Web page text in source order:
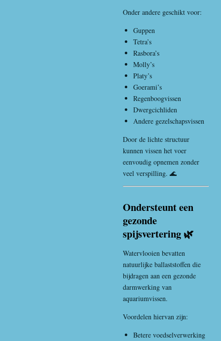
Onder andere geschikt voor:
Guppen
Tetra’s
Rasbora’s
Molly’s
Platy’s
Goerami’s
Regenboogvissen
Dwergcichliden
Andere gezelschapsvissen
Door de lichte structuur
kunnen vissen het voer
eenvoudig opnemen zonder
veel verspilling. 🌊
Ondersteunt een
gezonde
spijsvertering 🌿
Watervlooien bevatten
natuurlijke ballaststoffen die
bijdragen aan een gezonde
darmwerking van
aquariumvissen.
Voordelen hiervan zijn:
Betere voedselverwerking